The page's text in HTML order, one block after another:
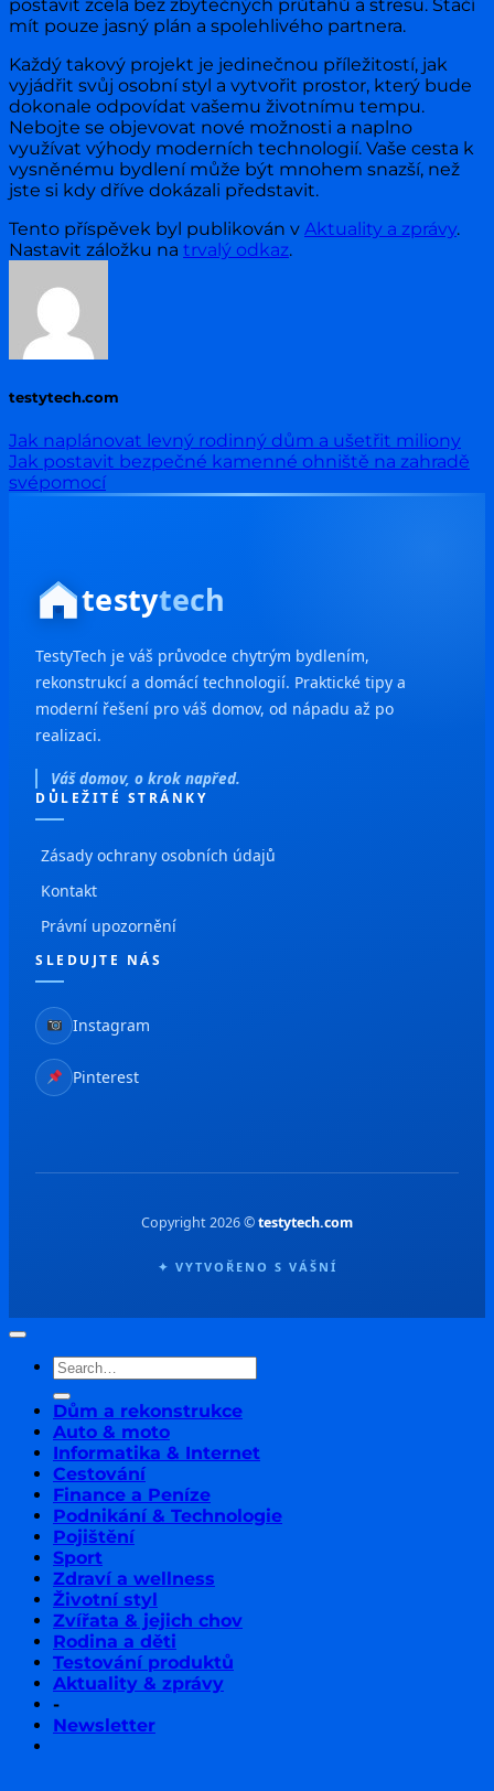
postavit zcela bez zbytečných průtahů a stresu. Stačí
mít pouze jasný plán a spolehlivého partnera.
Každý takový projekt je jedinečnou příležitostí, jak
vyjádřit svůj osobní styl a vytvořit prostor, který bude
dokonale odpovídat vašemu životnímu tempu.
Nebojte se objevovat nové možnosti a naplno
využívat výhody moderních technologií. Vaše cesta k
vysněnému bydlení může být mnohem snazší, než
jste si kdy dříve dokázali představit.
Tento příspěvek byl publikován v Aktuality a zprávy.
Nastavit záložku na trvalý odkaz.
testytech.com
Jak naplánovat levný rodinný dům a ušetřit miliony
Jak postavit bezpečné kamenné ohniště na zahradě
svépomocí
testytech
TestyTech je váš průvodce chytrým bydlením,
rekonstrukcí a domácí technologií. Praktické tipy a
moderní řešení pro váš domov, od nápadu až po
realizaci.
Váš domov, o krok napřed.
DŮLEŽITÉ STRÁNKY
Zásady ochrany osobních údajů
Kontakt
Právní upozornění
SLEDUJTE NÁS
Instagram
Pinterest
Copyright 2026 ©testytech.com
✦ VYTVOŘENO S VÁŠNÍ
Dům a rekonstrukce
Auto & moto
Informatika & Internet
Cestování
Finance a Peníze
Podnikání & Technologie
Pojištění
Sport
Zdraví a wellness
Životní styl
Zvířata & jejich chov
Rodina a děti
Testování produktů
Aktuality & zprávy
-
Newsletter